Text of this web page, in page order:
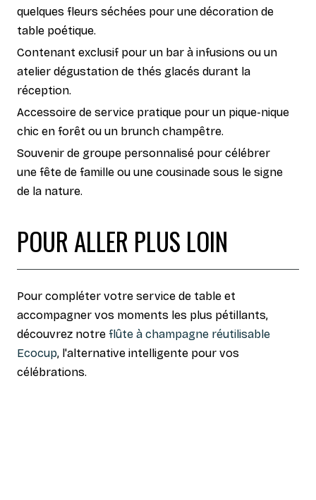
quelques fleurs séchées pour une décoration de
table poétique.
Contenant exclusif pour un bar à infusions ou un
atelier dégustation de thés glacés durant la
réception.
Accessoire de service pratique pour un pique-nique
chic en forêt ou un brunch champêtre.
Souvenir de groupe personnalisé pour célébrer
une fête de famille ou une cousinade sous le signe
de la nature.
POUR ALLER PLUS LOIN
Pour compléter votre service de table et
accompagner vos moments les plus pétillants,
découvrez notre flûte à champagne réutilisable
Ecocup, l'alternative intelligente pour vos
célébrations.